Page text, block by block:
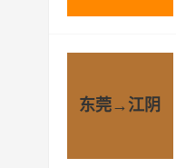
东莞→江阴